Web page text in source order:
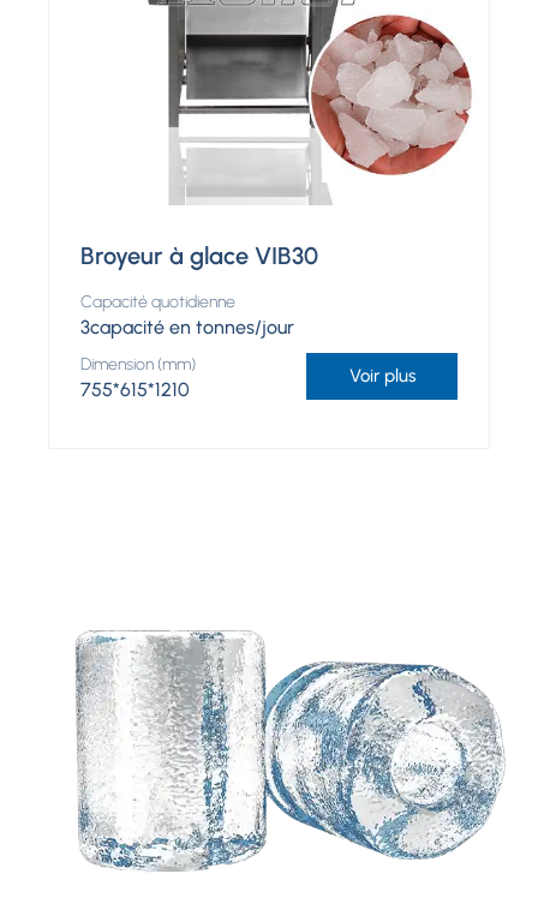
Broyeur à glace VIB30
Capacité quotidienne
3capacité en tonnes/jour
Dimension (mm)
755*615*1210
Voir plus
Besoin d'une solution